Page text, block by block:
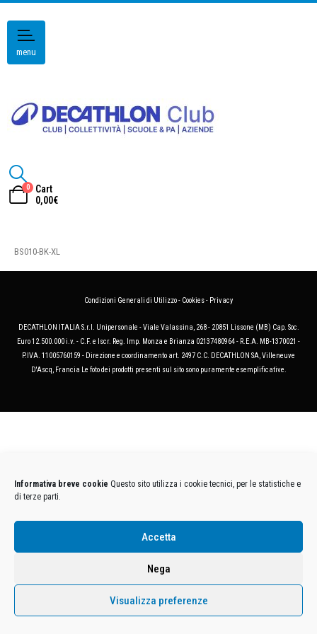
Informativa breve cookie Questo sito utilizza i cookie tecnici, per le statistiche e
di terze parti.
Accetta
Nega
Visualizza preferenze
menu
0
Cart
0,00€
BS010-BK-XL
Condizioni Generali di Utilizzo- Cookies- Privacy
DECATHLON ITALIA S.r.l. Unipersonale - Viale Valassina, 268 - 20851 Lissone (MB) Cap. Soc.
Euro 12.500.000 i.v. - C.F. e Iscr. Reg. Imp. Monza e Brianza 02137480964 - R.E.A. MB-1370021 -
P.IVA. 11005760159 - Direzione e coordinamento art. 2497 C.C. DECATHLON SA, Villeneuve
D'Ascq, Francia Le foto dei prodotti presenti sul sito sono puramente esemplificative.